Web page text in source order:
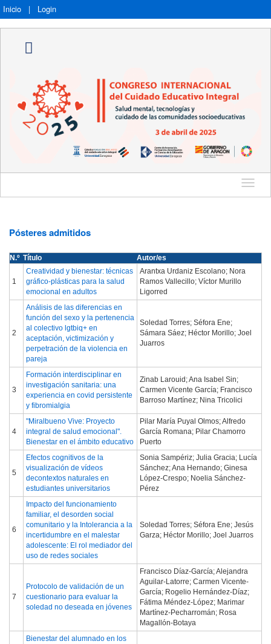
Inicio | Login
Idioma
Pósteres admitidos
N.º Título Autor/es
1
Creatividad y bienestar: técnicas
gráfico-plásticas para la salud
emocional en adultos
Arantxa Urdaniz Escolano; Nora
Ramos Vallecillo; Víctor Murillo
Ligorred
2
Análisis de las diferencias en
función del sexo y la pertenencia
al colectivo lgtbiq+ en
aceptación, victimización y
perpetración de la violencia en
pareja
Soledad Torres; Séfora Ene;
Sámara Sáez; Héctor Morillo; Joel
Juarros
3
Formación interdisciplinar en
investigación sanitaria: una
experiencia en covid persistente
y fibromialgia
Zinab Larouid; Ana Isabel Sin;
Carmen Vicente García; Francisco
Barroso Martínez; Nina Tricolici
4
"Miralbueno Vive: Proyecto
integral de salud emocional".
Bienestar en el ámbito educativo
Pilar María Puyal Olmos; Alfredo
García Romana; Pilar Chamorro
Puerto
5
Efectos cognitivos de la
visualización de vídeos
decontextos naturales en
estudiantes universitarios
Sonia Sampériz; Julia Gracia; Lucía
Sánchez; Ana Hernando; Ginesa
López-Crespo; Noelia Sánchez-
Pérez
6
Impacto del funcionamiento
familiar, el desorden social
comunitario y la Intolerancia a la
incertidumbre en el malestar
adolescente: El rol mediador del
uso de redes sociales
Soledad Torres; Séfora Ene; Jesús
Garza; Héctor Morillo; Joel Juarros
7
Protocolo de validación de un
cuestionario para evaluar la
soledad no deseada en jóvenes
Francisco Díaz-García; Alejandra
Aguilar-Latorre; Carmen Vicente-
García; Rogelio Hernández-Díaz;
Fátima Méndez-López; Marimar
Martínez-Pecharromán; Rosa
Magallón-Botaya
Bienestar del alumnado en los